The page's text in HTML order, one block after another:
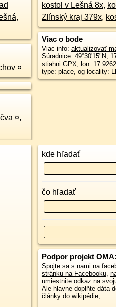
Praha-Vršovice - > Púchov ¤
¤,
kostol v Lešná 8x,
Zlínský kraj 379x,
Viac o bode
Viac info: aktualizovať
Súradnice: 49°30'15"N,
stiahni GPX, lon:
type: place, og locality:
kde hľadať
čo hľadať
Podpor projekt OMA:
Spojte sa s nami na
stránku na Facebooku,
umiestnite odkaz na
Ale hlavne doplňte dáta
články do wikipédie, ...